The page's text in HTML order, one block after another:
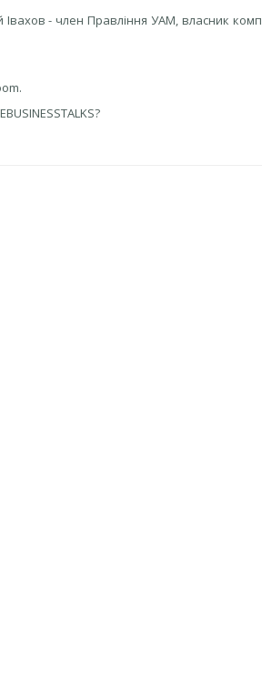
Івахов - член Правління УАМ, власник